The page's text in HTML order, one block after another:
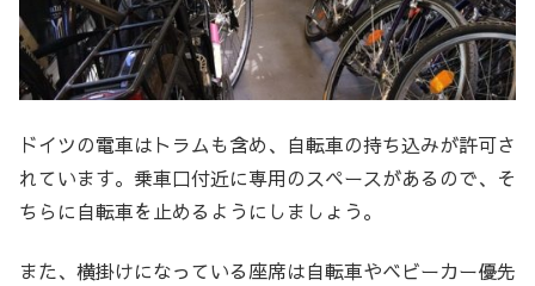
ドイツの電車はトラムも含め、自転車の持ち込みが許可さ
れています。乗車口付近に専用のスペースがあるので、そ
ちらに自転車を止めるようにしましょう。
また、横掛けになっている座席は自転車やベビーカー優先